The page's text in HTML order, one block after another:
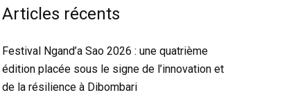
Articles récents
Festival Ngand’a Sao 2026 : une quatrième
édition placée sous le signe de l’innovation et
de la résilience à Dibombari